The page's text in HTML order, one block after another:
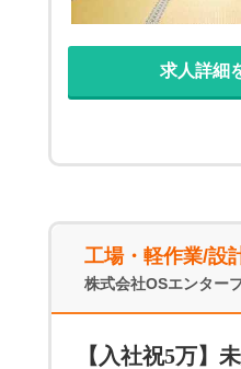
求人詳細
工場・軽作業/設
株式会社OSエンター
【入社祝5万】